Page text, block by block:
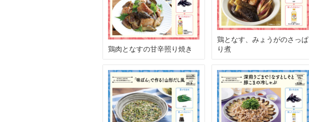
鶏となす、みょうがのさっぱ
り煮
鶏肉となすの甘辛照り焼き